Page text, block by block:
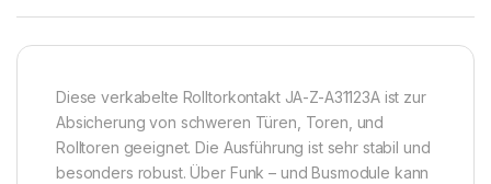
Diese verkabelte Rolltorkontakt JA-Z-A31123A ist zur
Absicherung von schweren Türen, Toren, und
Rolltoren geeignet. Die Ausführung ist sehr stabil und
besonders robust. Über Funk – und Busmodule kann